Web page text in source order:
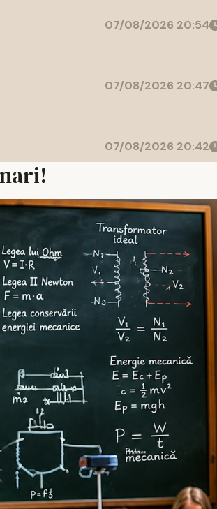
07/08/2026 20:54
07/08/2026 20:47
07/08/2026 20:42